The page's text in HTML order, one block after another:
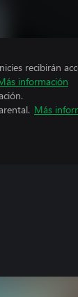
recibirán
información
Más